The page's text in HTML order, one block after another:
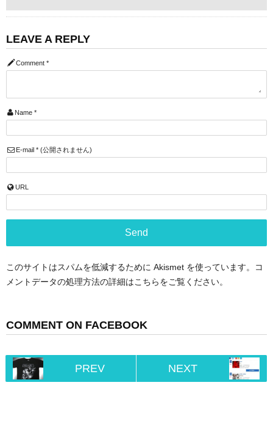
LEAVE A REPLY
Comment *
Name *
E-mail *(公開されません)
URL
このサイトはスパムを低減するために Akismet を使っています。
コ
メントデータの処理方法の詳細はこちらをご覧ください。
COMMENT ON FACEBOOK
PREV NEXT